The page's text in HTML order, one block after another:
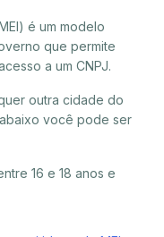
é um modelo
que permite
a um CNPJ.
outra cidade do
você pode ser
16 e 18 anos e